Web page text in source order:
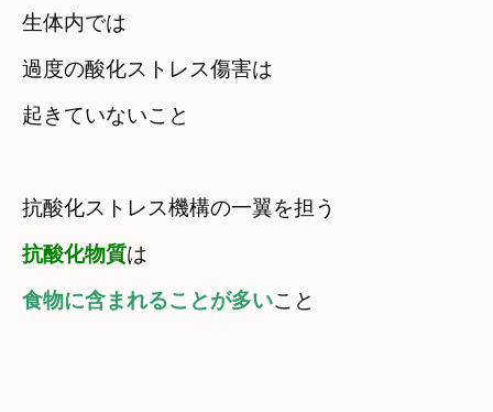
生体内では
過度の酸化ストレス傷害は
起きていないこと
抗酸化物質は
食物に含まれることが多いこと